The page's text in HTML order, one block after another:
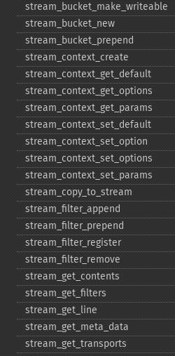
stream_​bucket_​make_​writeable
stream_​bucket_​new
stream_​bucket_​prepend
stream_​context_​create
stream_​context_​get_​default
stream_​context_​get_​options
stream_​context_​get_​params
stream_​context_​set_​default
stream_​context_​set_​option
stream_​context_​set_​options
stream_​context_​set_​params
stream_​copy_​to_​stream
stream_​filter_​append
stream_​filter_​prepend
stream_​filter_​register
stream_​filter_​remove
stream_​get_​contents
stream_​get_​filters
stream_​get_​line
stream_​get_​meta_​data
stream_​get_​transports